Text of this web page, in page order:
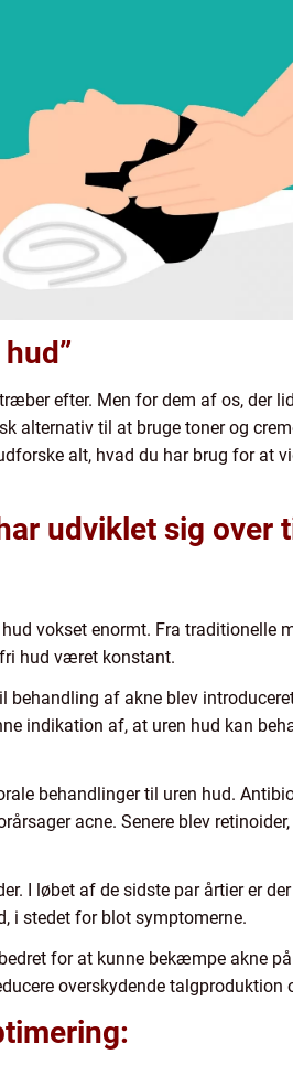
efter. Men for dem af os, der
alternativ til at bruge toner og
alt, hvad du har brug for at
udviklet sig over
vokset enormt. Fra traditionelle
hud været konstant.
behandling af akne blev
indikation af, at uren hud kan
behandlinger til uren hud.
acne. Senere blev
I løbet af de sidste par årtier er
i stedet for blot symptomerne.
for at kunne bekæmpe akne
overskydende